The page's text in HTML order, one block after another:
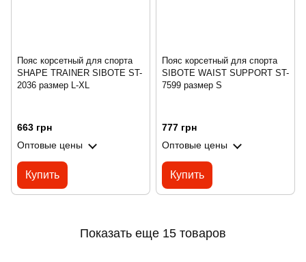
Пояс корсетный для спорта
SHAPE TRAINER SIBOTE ST-
2036 размер L-XL
663 грн
Оптовые цены
Купить
Пояс корсетный для спорта
SIBOTE WAIST SUPPORT ST-
7599 размер S
777 грн
Оптовые цены
Купить
Показать еще 15 товаров